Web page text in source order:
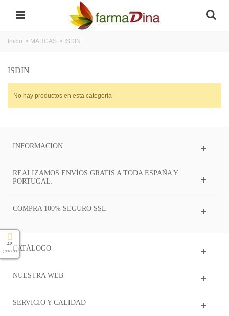
4.8
( Sobre 5 )
Inicio > MARCAS > ISDIN
ISDIN
No hay productos en esta categoría
INFORMACION
REALIZAMOS ENVÍOS GRATIS A TODA ESPAÑA Y
PORTUGAL:
COMPRA 100% SEGURO SSL
CATÁLOGO
NUESTRA WEB
SERVICIO Y CALIDAD